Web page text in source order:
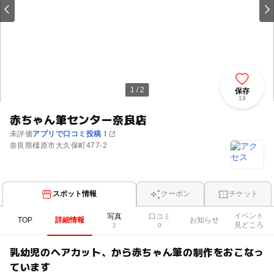
1 / 2
赤ちゃん筆センター奈良店
未評価アプリで口コミ投稿！
奈良県橿原市大久保町477-2
保存
19
スポット情報 クーポン チケット
TOP 詳細情報 写真
2
口コミ
0
お知らせ
イベント
見どころ
乳幼児のヘアカット、から赤ちゃん筆の制作をおこなっ
ています